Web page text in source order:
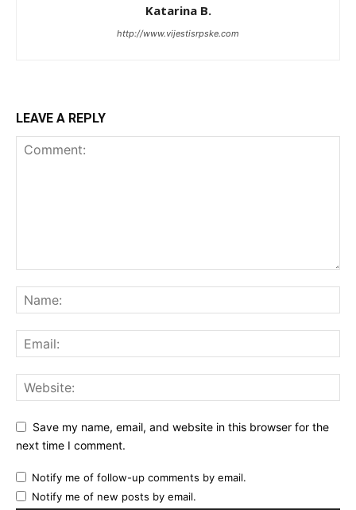
Katarina B.
http://www.vijestisrpske.com
LEAVE A REPLY
Save my name, email, and website in this browser for the
next time I comment.
Notify me of follow-up comments by email.
Notify me of new posts by email.